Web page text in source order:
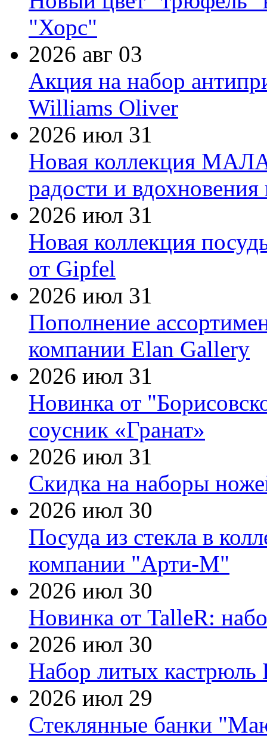
"Хорс"
2026 авг 03
Акция на набор
Williams Oliver
2026 июл 31
Новая коллекция
радости и
2026 июл 31
Новая коллекция
от Gipfel
2026 июл 31
Пополнение
компании Elan Gallery
2026 июл 31
Новинка от
соусник «Гранат»
2026 июл 31
Скидка на наборы
2026 июл 30
Посуда из стекла в
компании "Арти-М"
2026 июл 30
Новинка от TalleR:
2026 июл 30
Набор литых кастрюль
2026 июл 29
Стеклянные банки